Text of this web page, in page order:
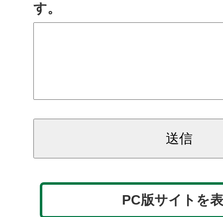
す。
PC版サイトを